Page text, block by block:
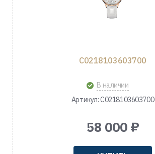
C0218103603700
В наличии
Артикул: C0218103603700
58 000 ₽